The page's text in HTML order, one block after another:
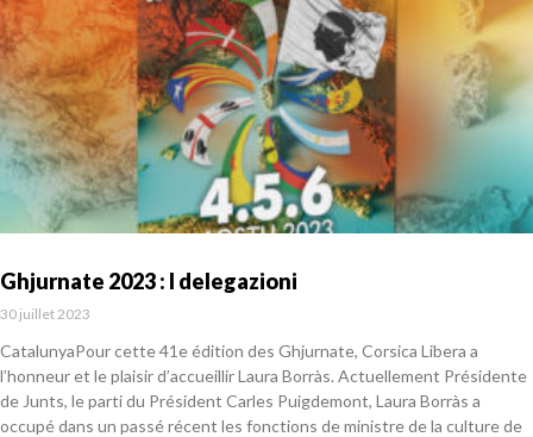
Ghjurnate 2023 : I delegazioni
30 juillet 2023
CatalunyaPour cette 41e édition des Ghjurnate, Corsica Libera a
l’honneur et le plaisir d’accueillir Laura Borràs. Actuellement Présidente
de Junts, le parti du Président Carles Puigdemont, Laura Borràs a
occupé dans un passé récent les fonctions de ministre de la culture de